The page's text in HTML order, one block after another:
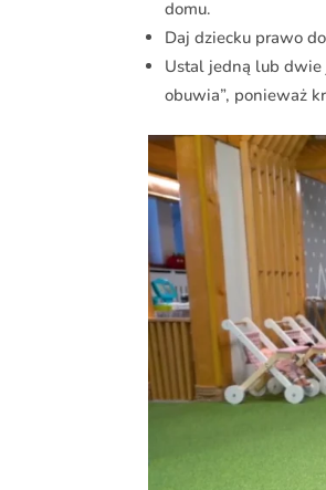
domu.
Daj dziecku prawo
Ustal jedną lub dwie
obuwia”, ponieważ